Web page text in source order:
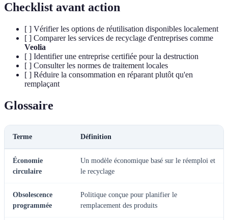
Checklist avant action
[ ] Vérifier les options de réutilisation disponibles localement
[ ] Comparer les services de recyclage d'entreprises comme
Veolia
[ ] Identifier une entreprise certifiée pour la destruction
[ ] Consulter les normes de traitement locales
[ ] Réduire la consommation en réparant plutôt qu'en
remplaçant
Glossaire
Terme Définition
Économie
circulaire
Un modèle économique basé sur le réemploi et
le recyclage
Obsolescence
programmée
Politique conçue pour planifier le
remplacement des produits